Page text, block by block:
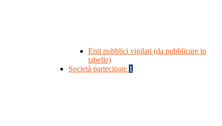
Enti pubblici vigilati (da pubblicare in
tabelle)
Società partecipate 1